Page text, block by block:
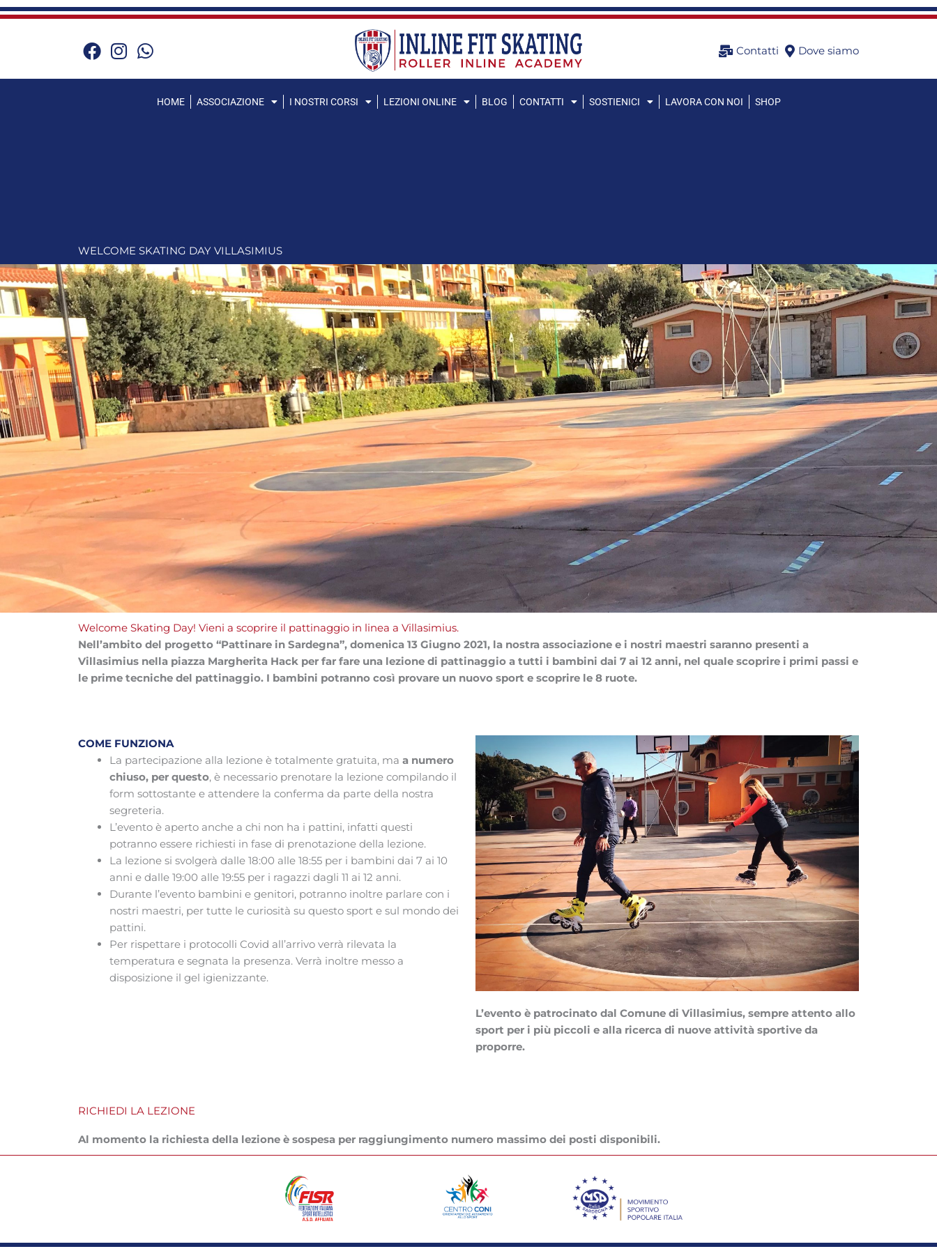
Vai
Contatti Dove siamo
HOME ASSOCIAZIONE I NOSTRI CORSI LEZIONI ONLINE BLOG CONTATTI SOSTIENICI LAVORA CON NOI SHOP
WELCOME SKATING DAY VILLASIMIUS
Welcome Skating Day! Vieni a scoprire il pattinaggio in linea a Villasimius.
Nell’ambito del progetto “Pattinare in Sardegna”, domenica 13 Giugno 2021, la nostra associazione e i nostri maestri saranno presenti a
Villasimius nella piazza Margherita Hack per far fare una lezione di pattinaggio a tutti i bambini dai 7 ai 12 anni, nel quale scoprire i primi passi e
le prime tecniche del pattinaggio. I bambini potranno così provare un nuovo sport e scoprire le 8 ruote.
COME FUNZIONA
La partecipazione alla lezione è totalmente gratuita, ma a numero
chiuso, per questo, è necessario prenotare la lezione compilando il
form sottostante e attendere la conferma da parte della nostra
segreteria.
L’evento è aperto anche a chi non ha i pattini, infatti questi
potranno essere richiesti in fase di prenotazione della lezione.
La lezione si svolgerà dalle 18:00 alle 18:55 per i bambini dai 7 ai 10
anni e dalle 19:00 alle 19:55 per i ragazzi dagli 11 ai 12 anni.
Durante l’evento bambini e genitori, potranno inoltre parlare con i
nostri maestri, per tutte le curiosità su questo sport e sul mondo dei
pattini.
Per rispettare i protocolli Covid all’arrivo verrà rilevata la
temperatura e segnata la presenza. Verrà inoltre messo a
disposizione il gel igienizzante.
L’evento è patrocinato dal Comune di Villasimius, sempre attento allo
sport per i più piccoli e alla ricerca di nuove attività sportive da
proporre.
RICHIEDI LA LEZIONE
Al momento la richiesta della lezione è sospesa per raggiungimento numero massimo dei posti disponibili.